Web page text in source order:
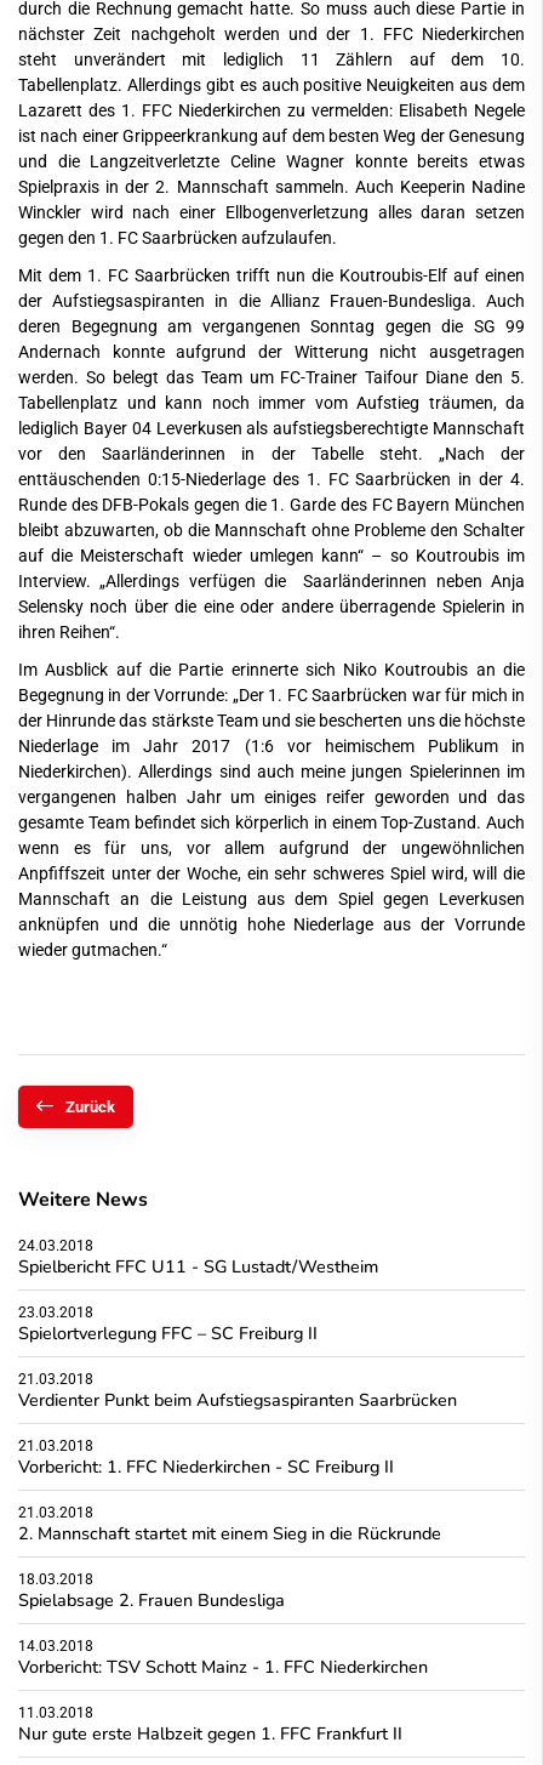
durch die Rechnung gemacht hatte. So muss auch diese Partie in
nächster Zeit nachgeholt werden und der 1. FFC Niederkirchen
steht unverändert mit lediglich 11 Zählern auf dem 10.
Tabellenplatz. Allerdings gibt es auch positive Neuigkeiten aus dem
Lazarett des 1. FFC Niederkirchen zu vermelden: Elisabeth Negele
ist nach einer Grippeerkrankung auf dem besten Weg der Genesung
und die Langzeitverletzte Celine Wagner konnte bereits etwas
Spielpraxis in der 2. Mannschaft sammeln. Auch Keeperin Nadine
Winckler wird nach einer Ellbogenverletzung alles daran setzen
gegen den 1. FC Saarbrücken aufzulaufen.
Mit dem 1. FC Saarbrücken trifft nun die Koutroubis-Elf auf einen
der Aufstiegsaspiranten in die Allianz Frauen-Bundesliga. Auch
deren Begegnung am vergangenen Sonntag gegen die SG 99
Andernach konnte aufgrund der Witterung nicht ausgetragen
werden. So belegt das Team um FC-Trainer Taifour Diane den 5.
Tabellenplatz und kann noch immer vom Aufstieg träumen, da
lediglich Bayer 04 Leverkusen als aufstiegsberechtigte Mannschaft
vor den Saarländerinnen in der Tabelle steht. „Nach der
enttäuschenden 0:15-Niederlage des 1. FC Saarbrücken in der 4.
Runde des DFB-Pokals gegen die 1. Garde des FC Bayern München
bleibt abzuwarten, ob die Mannschaft ohne Probleme den Schalter
auf die Meisterschaft wieder umlegen kann“ – so Koutroubis im
Interview. „Allerdings verfügen die Saarländerinnen neben Anja
Selensky noch über die eine oder andere überragende Spielerin in
ihren Reihen“.
Im Ausblick auf die Partie erinnerte sich Niko Koutroubis an die
Begegnung in der Vorrunde: „Der 1. FC Saarbrücken war für mich in
der Hinrunde das stärkste Team und sie bescherten uns die höchste
Niederlage im Jahr 2017 (1:6 vor heimischem Publikum in
Niederkirchen). Allerdings sind auch meine jungen Spielerinnen im
vergangenen halben Jahr um einiges reifer geworden und das
gesamte Team befindet sich körperlich in einem Top-Zustand. Auch
wenn es für uns, vor allem aufgrund der ungewöhnlichen
Anpfiffszeit unter der Woche, ein sehr schweres Spiel wird, will die
Mannschaft an die Leistung aus dem Spiel gegen Leverkusen
anknüpfen und die unnötig hohe Niederlage aus der Vorrunde
wieder gutmachen.“
Zurück
Weitere News
24.03.2018
Spielbericht FFC U11 - SG Lustadt/Westheim
23.03.2018
Spielortverlegung FFC – SC Freiburg II
21.03.2018
Verdienter Punkt beim Aufstiegsaspiranten Saarbrücken
21.03.2018
Vorbericht: 1. FFC Niederkirchen - SC Freiburg II
21.03.2018
2. Mannschaft startet mit einem Sieg in die Rückrunde
18.03.2018
Spielabsage 2. Frauen Bundesliga
14.03.2018
Vorbericht: TSV Schott Mainz - 1. FFC Niederkirchen
11.03.2018
Nur gute erste Halbzeit gegen 1. FFC Frankfurt II